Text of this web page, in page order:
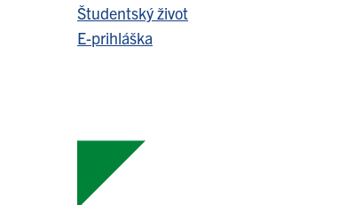
Študentský život
E-prihláška